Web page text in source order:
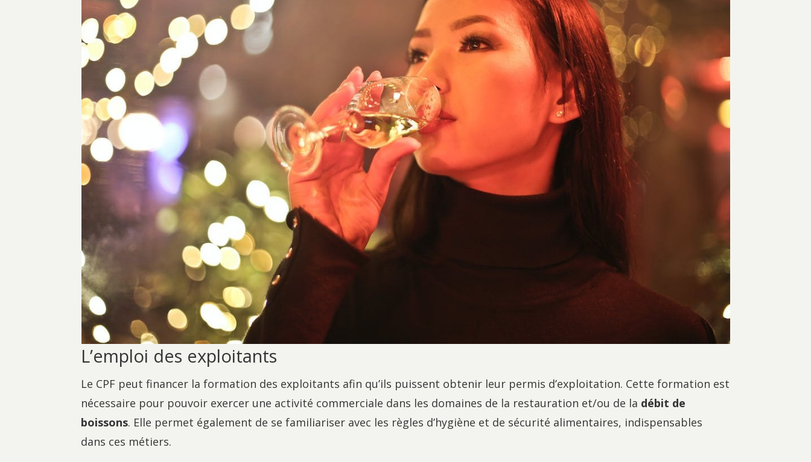
L’emploi des exploitants
Le CPF peut financer la formation des exploitants afin qu’ils puissent obtenir leur permis d’exploitation. Cette formation est
nécessaire pour pouvoir exercer une activité commerciale dans les domaines de la restauration et/ou de la débit de
boissons. Elle permet également de se familiariser avec les règles d’hygiène et de sécurité alimentaires, indispensables
dans ces métiers.